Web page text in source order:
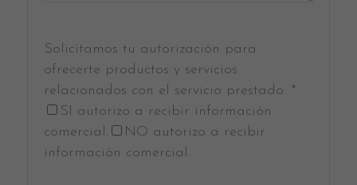
Solicitamos tu autorización para
ofrecerte productos y servicios
relacionados con el servicio prestado. *
SI autorizo a recibir información
comercial.
NO autorizo a recibir
información comercial.